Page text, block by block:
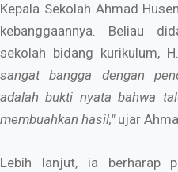
Kepala Sekolah Ahmad
kebanggaannya. Beliau
sekolah bidang kurikulum,
sangat bangga dengan
adalah bukti nyata bahwa
membuahkan hasil,"ujar
​Lebih lanjut, ia berharap